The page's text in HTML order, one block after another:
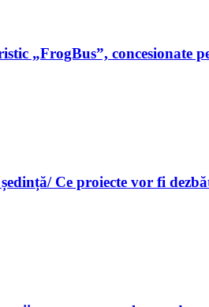
„FrogBus”, concesionate
Ce proiecte vor fi